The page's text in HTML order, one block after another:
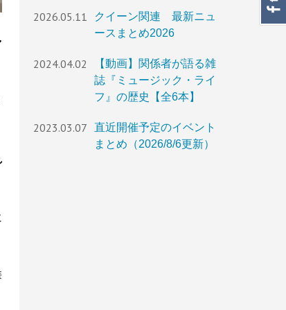
2026.05.11
クイーン関連 最新ニュ
ースまとめ2026
2024.04.02
【動画】関係者が語る雑
誌『ミュージック・ライ
フ』の歴史【全6本】
2023.03.07
直近開催予定のイベント
まとめ（2026/8/6更新）